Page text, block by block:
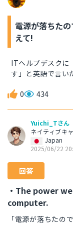
電源が落ちた
えて!
ITヘルプデスクに
す」と英語で言い
0 434
Yuichi_Tさん
ネイティブキ
Japan
2025/06/22
回答
・The power
computer.
「電源が落ちたの